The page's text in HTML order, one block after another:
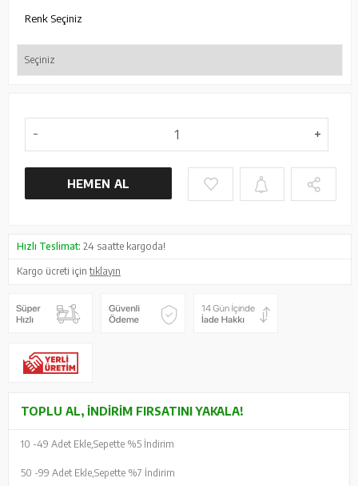
Renk Seçiniz
HEMEN AL
Hızlı Teslimat: 24 saatte kargoda!
Kargo ücreti içintıklayın
TOPLU AL, İNDIRIM FIRSATINI YAKALA!
10 -49 Adet Ekle, Sepette %5 İndirim
50 -99 Adet Ekle, Sepette %7 İndirim